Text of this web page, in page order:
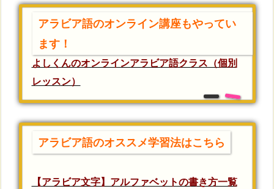
アラビア語のオンライン講座もやってい
ます！
よしくんのオンラインアラビア語クラス（個別
レッスン）
アラビア語のオススメ学習法はこちら
【アラビア文字】アルファベットの書き方一覧